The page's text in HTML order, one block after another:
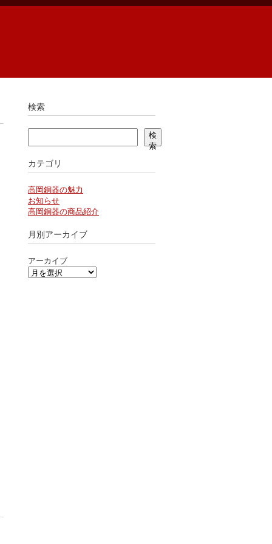
検索
検
索
カテゴリ
高岡銅器の魅力
お知らせ
高岡銅器の商品紹介
月別アーカイブ
アーカイブ